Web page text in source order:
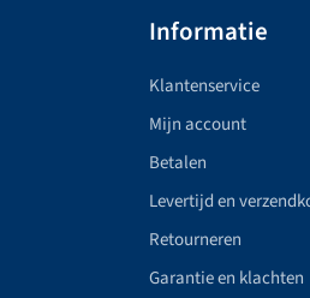
Informatie
Klantenservice
Mijn account
Betalen
Levertijd en
Retourneren
Garantie en klachten